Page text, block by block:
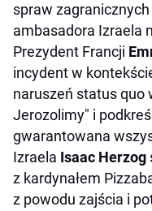
spraw
ambasadora Izraela
Prezydent Francji
incydent w
naruszeń status quo
Jerozolimy" i
gwarantowana
Izraela Isaac Herzog
z kardynałem
z powodu zajścia i